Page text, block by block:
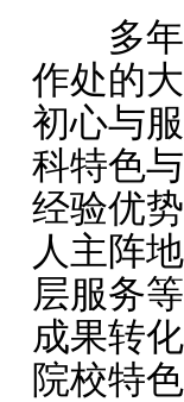
多年
作处的
初心与
科特色
经验优
人主阵
层服务
成果转
院校特